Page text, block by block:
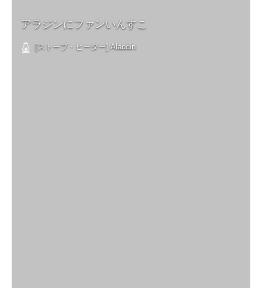
アラジンにファンいんすこ
[ストーブ・ヒーター] Aladdin